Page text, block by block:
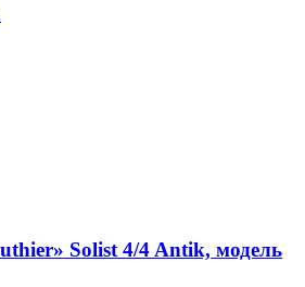
Solist 4/4 Antik, модель